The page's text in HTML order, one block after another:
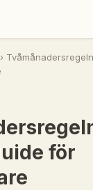
›
för